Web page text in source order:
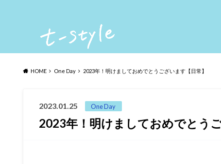
HOME One Day 2023年！明けましておめでとうございます【日常】
2023.01.25 One Day
2023年！明けましておめでとう